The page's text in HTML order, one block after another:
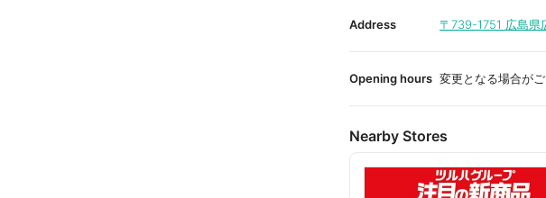
Address 〒739-1751 広島県
Opening hours 変更となる場合が
Nearby Stores